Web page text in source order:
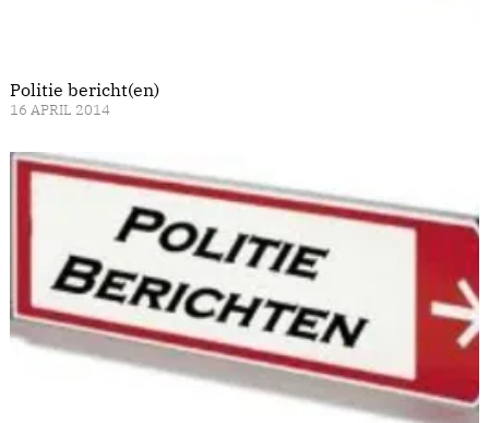
Politie bericht(en)
16 APRIL 2014